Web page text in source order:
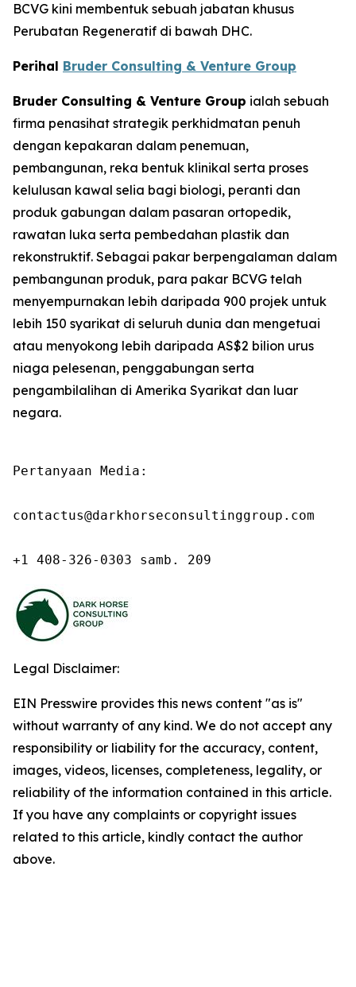
BCVG kini membentuk sebuah jabatan khusus
Perubatan Regeneratif di bawah DHC.
Perihal Bruder Consulting & Venture Group
Bruder Consulting & Venture Group ialah sebuah
firma penasihat strategik perkhidmatan penuh
dengan kepakaran dalam penemuan,
pembangunan, reka bentuk klinikal serta proses
kelulusan kawal selia bagi biologi, peranti dan
produk gabungan dalam pasaran ortopedik,
rawatan luka serta pembedahan plastik dan
rekonstruktif. Sebagai pakar berpengalaman dalam
pembangunan produk, para pakar BCVG telah
menyempurnakan lebih daripada 900 projek untuk
lebih 150 syarikat di seluruh dunia dan mengetuai
atau menyokong lebih daripada AS$2 bilion urus
niaga pelesenan, penggabungan serta
pengambilalihan di Amerika Syarikat dan luar
negara.
Pertanyaan Media:
contactus@darkhorseconsultinggroup.com
+1 408-326-0303 samb. 209
Legal Disclaimer:
EIN Presswire provides this news content "as is"
without warranty of any kind. We do not accept any
responsibility or liability for the accuracy, content,
images, videos, licenses, completeness, legality, or
reliability of the information contained in this article.
If you have any complaints or copyright issues
related to this article, kindly contact the author
above.